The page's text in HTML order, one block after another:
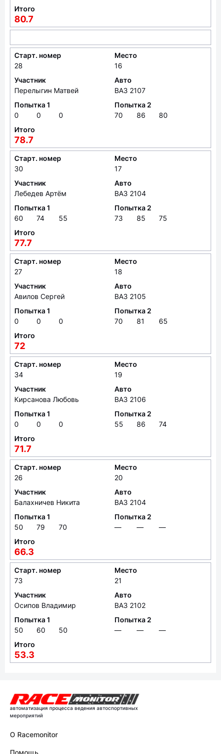
Итого
80.7
Старт. номер
28
Место
16
Участник
Перелыгин Матвей
Авто
ВАЗ 2107
Попытка 1
0
0 0
Попытка 2
70
86
80
Итого
78.7
Старт. номер
30
Место
17
Участник
Лебедев Артём
Авто
ВАЗ 2104
Попытка 1
60
74 55
Попытка 2
73
85
75
Итого
77.7
Старт. номер
27
Место
18
Участник
Авилов Сергей
Авто
ВАЗ 2105
Попытка 1
0
0 0
Попытка 2
70
81
65
Итого
72
Старт. номер
34
Место
19
Участник
Кирсанова Любовь
Авто
ВАЗ 2106
Попытка 1
0
0 0
Попытка 2
55
86
74
Итого
71.7
Старт. номер
26
Место
20
Участник
Балахничев Никита
Авто
ВАЗ 2104
Попытка 1
50
79 70
Попытка 2
—
—
—
Итого
66.3
Старт. номер
73
Место
21
Участник
Осипов Владимир
Авто
ВАЗ 2102
Попытка 1
50
60 50
Попытка 2
—
—
—
Итого
53.3
автоматизация процесса ведения автоспортивных
мероприятий
О Racemonitor
Помощь